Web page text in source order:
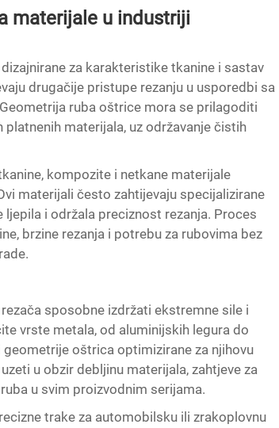
materijale u industriji
za karakteristike tkanine i sastav
drugačije pristupe rezanju u usporedbi sa
ruba oštrice mora se prilagoditi
materijala, uz održavanje čistih
kompozite i netkane materijale
materijali često zahtijevaju specijalizirane
i održala preciznost rezanja. Proces
brzine rezanja i potrebu za rubovima bez
sposobne izdržati ekstremne sile i
vrste metala, od aluminijskih legura do
oštrica optimizirane za njihovu
u obzir debljinu materijala, zahtjeve za
u svim proizvodnim serijama.
trake za automobilsku ili zrakoplovnu